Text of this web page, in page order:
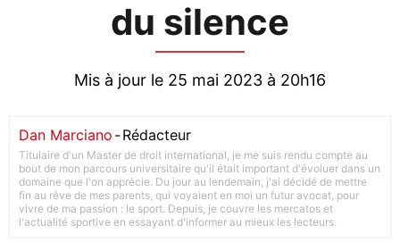
du silence
Mis à jour le 25 mai 2023 à 20h16
Dan Marciano -Rédacteur
Titulaire d'un Master de droit international, je me suis rendu compte au
bout de mon parcours universitaire qu'il était important d'évoluer dans un
domaine que l'on apprécie. Du jour au lendemain, j'ai décidé de mettre
fin au rêve de mes parents, qui voyaient en moi un futur avocat, pour
vivre de ma passion : le sport. Depuis, je couvre les mercatos et
l'actualité sportive en essayant d'informer au mieux les lecteurs.